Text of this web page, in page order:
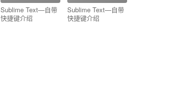
Sublime Text—自带
快捷键介绍
Sublime Text—自带
快捷键介绍